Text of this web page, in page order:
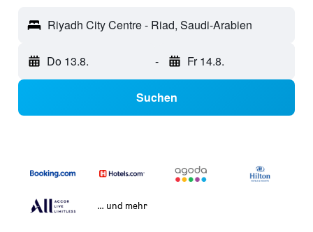
Riyadh City Centre - Riad, Saudi-Arabien
Do 13.8. - Fr 14.8.
Suchen
… und mehr